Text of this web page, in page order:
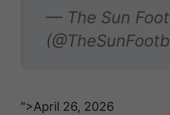
— The Sun
">April 26, 2026